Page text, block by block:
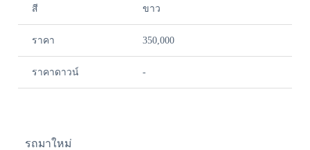
สี ขาว
ราคา 350,000
ราคาดาวน์ -
รถมาใหม่